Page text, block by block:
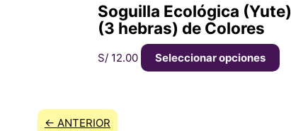
Soguilla Ecológica (Yute)
(3 hebras) de Colores
S/ 12.00 Seleccionar opciones
← ANTERIOR